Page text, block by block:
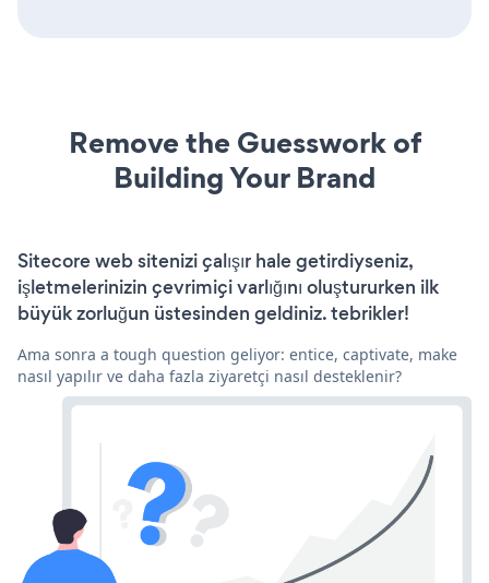
Remove the Guesswork of
Building Your Brand
Sitecore web sitenizi çalışır hale getirdiyseniz,
işletmelerinizin çevrimiçi varlığını oluştururken ilk
büyük zorluğun üstesinden geldiniz. tebrikler!
Ama sonra a tough question geliyor: entice, captivate, make
nasıl yapılır ve daha fazla ziyaretçi nasıl desteklenir?